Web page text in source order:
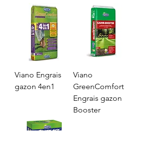
Viano Engrais
gazon 4en1
Viano
GreenComfort
Engrais gazon
Booster